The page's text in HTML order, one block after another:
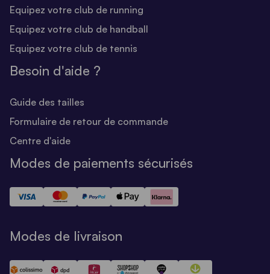
Equipez votre club de running
Equipez votre club de handball
Equipez votre club de tennis
Besoin d'aide ?
Guide des tailles
Formulaire de retour de commande
Centre d'aide
Modes de paiements sécurisés
Modes de livraison